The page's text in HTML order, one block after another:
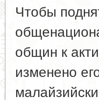
Чтобы
общин к
изменено